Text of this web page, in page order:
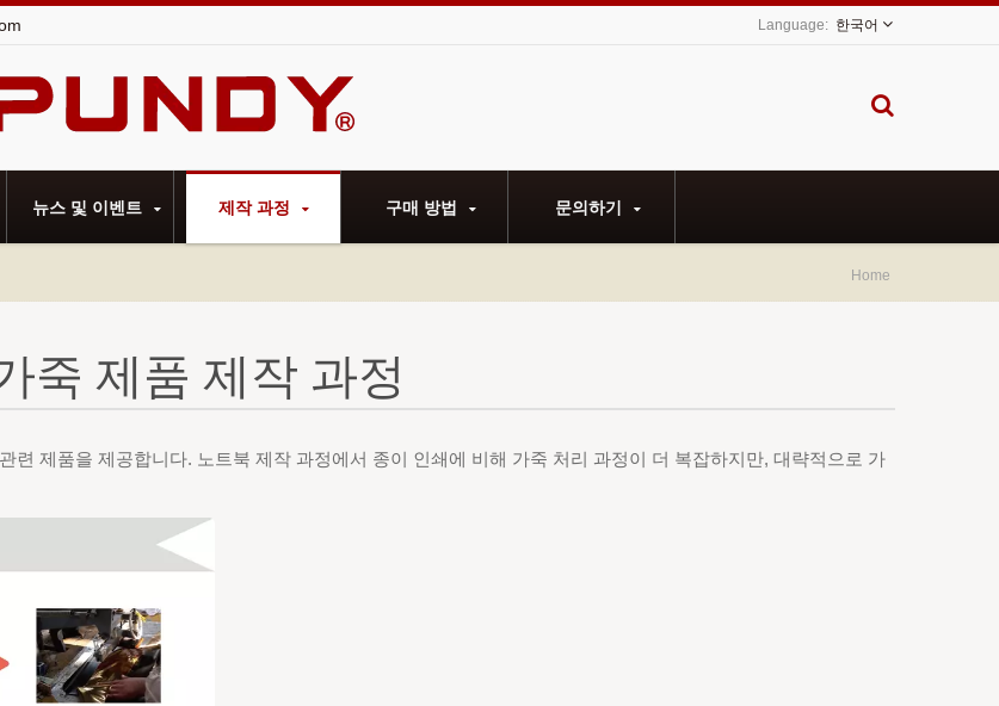
한국어
뉴스 및 이벤트 제작 과정 구매 방법 문의하기
Home
죽 제품 제작 과정
련 제품을 제공합니다. 노트북 제작 과정에서 종이 인쇄에 비해 가죽 처리 과정이 더 복잡하지만, 대략적으로 가